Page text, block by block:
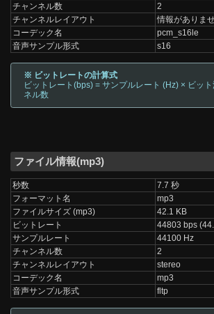
チャンネル数
2
チャンネルレイアウト
情報がありま
コーデック名
pcm_s16le
音声サンプル形式
s16
※ ビットレートの計算式
ビットレート(bps) = サンプルレート (Hz) × ビッ
ネル数
ファイル情報(mp3)
秒数
7.7 秒
フォーマット名
mp3
ファイルサイズ (mp3)
42.1 KB
ビットレート
44803 bps
サンプルレート
44100 Hz
チャンネル数
2
チャンネルレイアウト
stereo
コーデック名
mp3
音声サンプル形式
fltp